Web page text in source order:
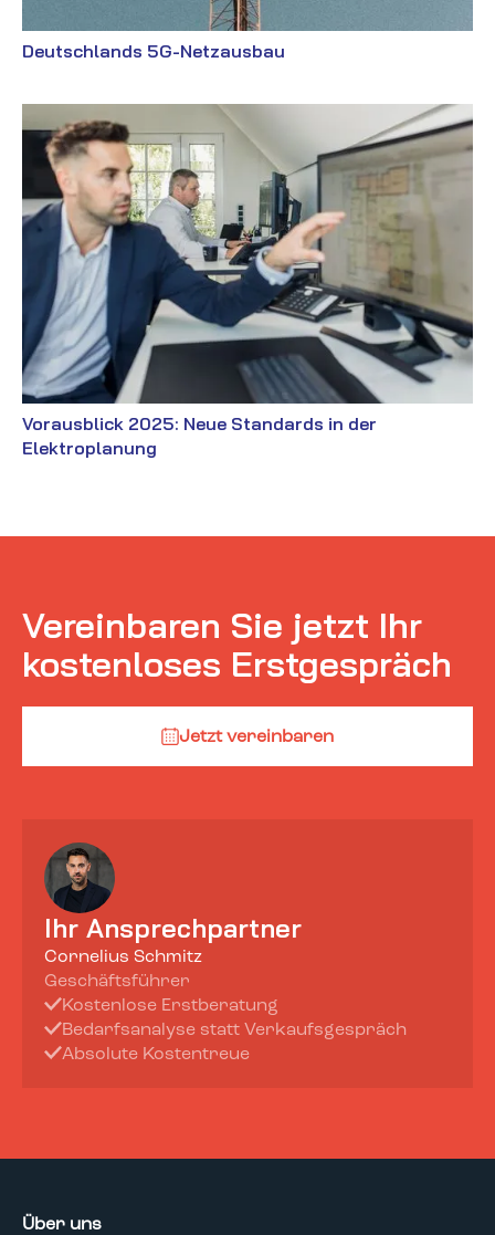
Deutschlands 5G-Netzausbau
Vorausblick 2025: Neue Standards in der
Elektroplanung
Vereinbaren Sie jetzt Ihr
kostenloses Erstgespräch
Jetzt vereinbaren
Ihr Ansprechpartner
Cornelius Schmitz
Geschäftsführer
Kostenlose Erstberatung
Bedarfsanalyse statt Verkaufsgespräch
Absolute Kostentreue
Über uns